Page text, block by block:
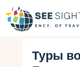
Поиск туров
Туры